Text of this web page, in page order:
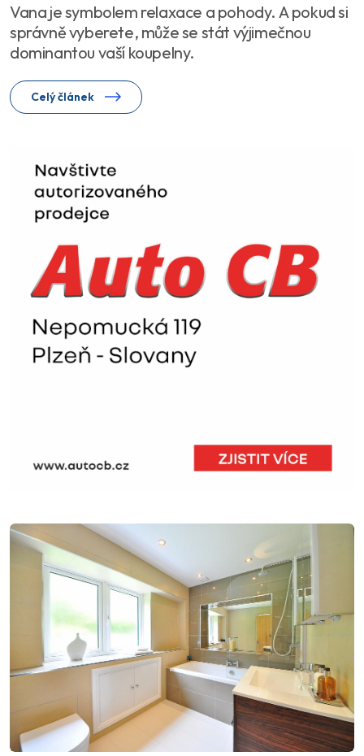
Vana je symbolem relaxace a pohody. A pokud si
správně vyberete, může se stát výjimečnou
dominantou vaší koupelny.
Celý článek